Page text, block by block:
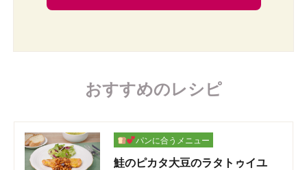
おすすめのレシピ
パンに合うメニュー
鮭のピカタ大豆のラタトゥイユ